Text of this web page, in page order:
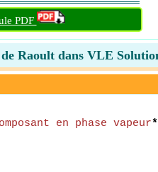
PDF
Raoult dans VLE
en phase vapeur*